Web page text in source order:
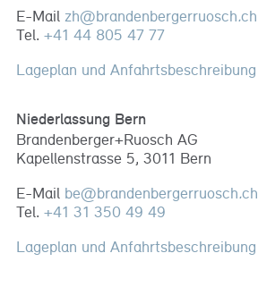
E-Mail zh@brandenbergerruosch.ch
Tel. +41 44 805 47 77
Lageplan und Anfahrtsbeschreibung
Niederlassung Bern
Brandenberger+Ruosch AG
Kapellenstrasse 5, 3011 Bern
E-Mail be@brandenbergerruosch.ch
Tel. +41 31 350 49 49
Lageplan und Anfahrtsbeschreibung